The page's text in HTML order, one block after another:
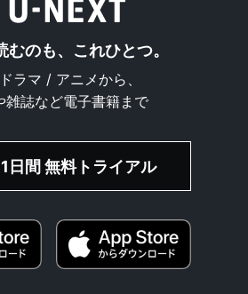
むのも、これひとつ。
ラマ / アニメから、
雑誌など電子書籍まで
日間 無料トライアル